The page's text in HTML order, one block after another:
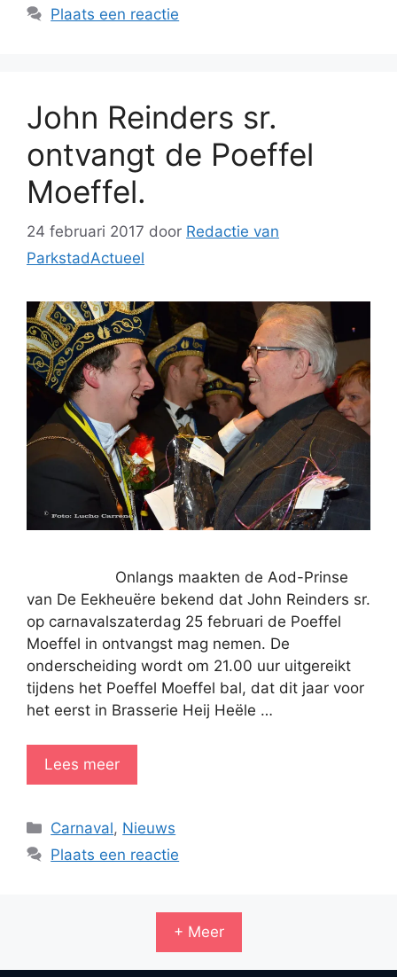
Plaats een reactie
John Reinders sr.
ontvangt de Poeffel
Moeffel.
24 februari 2017 door Redactie van
ParkstadActueel
Onlangs maakten de Aod-Prinse
van De Eekheuëre bekend dat John Reinders sr.
op carnavalszaterdag 25 februari de Poeffel
Moeffel in ontvangst mag nemen. De
onderscheiding wordt om 21.00 uur uitgereikt
tijdens het Poeffel Moeffel bal, dat dit jaar voor
het eerst in Brasserie Heij Heële …
Lees meer
Categorieën
Carnaval, Nieuws
Plaats een reactie
+ Meer